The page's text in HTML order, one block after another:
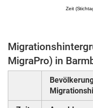
Zeit
MigraPro) in